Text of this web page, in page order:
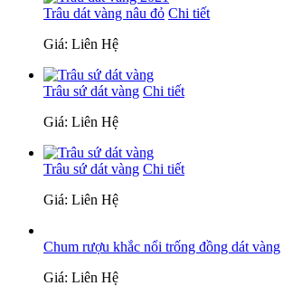
Trâu dát vàng nâu đỏ Chi tiết
Giá: Liên Hệ
Trâu sứ dát vàng Chi tiết
Giá: Liên Hệ
Trâu sứ dát vàng Chi tiết
Giá: Liên Hệ
Chum rượu khắc nổi trống đồng dát vàng
Giá: Liên Hệ